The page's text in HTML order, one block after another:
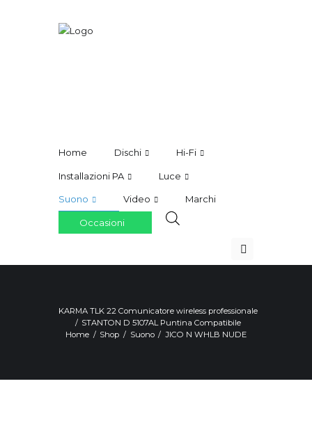
Home Dischi Hi-Fi
Installazioni PA Luce
Suono Video Marchi
Occasioni
KARMA TLK 22 Comunicatore wireless professionale
STANTON D 5107AL Puntina Compatibile
Home
Shop Suono JICO N WHLB NUDE